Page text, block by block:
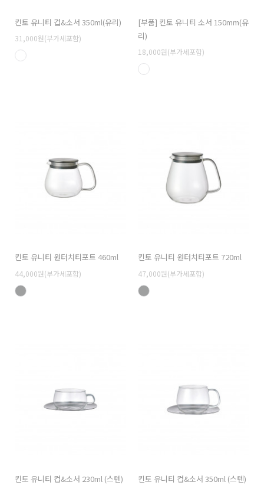
킨토 유니티 컵&소서 350ml(유리)
31,000원(부가세포함)
[부품] 킨토 유니티 소서 150mm(유
리)
18,000원(부가세포함)
킨토 유니티 원터치티포트 460ml
44,000원(부가세포함)
킨토 유니티 원터치티포트 720ml
47,000원(부가세포함)
킨토 유니티 컵&소서 230ml (스텐) 킨토 유니티 컵&소서 350ml (스텐)